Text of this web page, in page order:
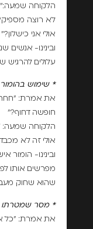
הלקוחה שמעה:"
לא רוצה
אולי אני כישלון?"
ובינינו- אנשים
עלולים
* שימוש
את אמרת: "חחח
חופשה דחוף?"
הלקוחה שמעה:
אולי זה לא
ובינינו- הומור
מפרשים אותו
שהוא שחוק
* מסר שמטרתו
את אמרת: "כל